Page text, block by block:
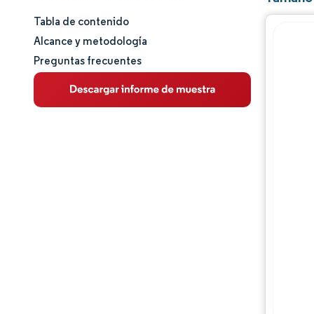
Tamaño y cuota de mercado
Análisis de mercado
Tendencias e ideas
Tabla de contenido
Alcance y metodología
Preguntas frecuentes